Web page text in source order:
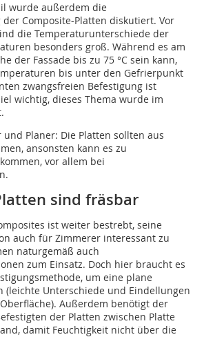
wurde außerdem die
Composite-Platten diskutiert. Vor
die Temperaturunterschiede der
besonders groß. Während es am
der Fassade bis zu 75 °C sein kann,
bis unter den Gefrierpunkt
zwangsfreien Befestigung ist
wichtig, dieses Thema wurde im
Planer: Die Platten sollten aus
ansonsten kann es zu
vor allem bei
sind fräsbar
ist weiter bestrebt, seine
auch für Zimmerer interessant zu
naturgemäß auch
zum Einsatz. Doch hier braucht es
um eine plane
(leichte Unterschiede und Eindellungen
Außerdem benötigt der
der Platten zwischen Platte
damit Feuchtigkeit nicht über die